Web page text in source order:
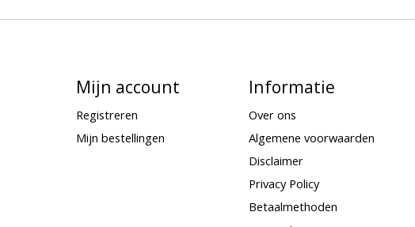
Mijn account
Registreren
Mijn bestellingen
Informatie
Over ons
Algemene voorwaarden
Disclaimer
Privacy Policy
Betaalmethoden